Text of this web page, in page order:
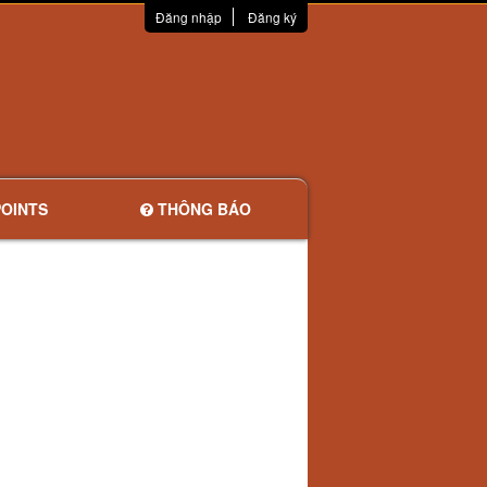
Đăng nhập Đăng ký
THÔNG BÁO